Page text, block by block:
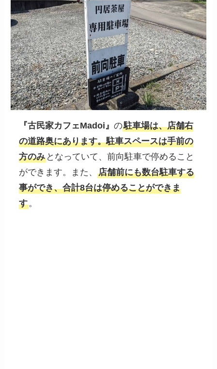
『古民家カフェMadoi 』 の駐車場は、店舗右
の道路奥にあります。駐車スペースは手前の
方のみとなっていて、前向駐車で停めること
ができます。また、 店舗前にも数台駐車する
事ができ、合計8台は停めることができま
す。